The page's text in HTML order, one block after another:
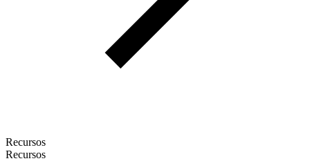
Recursos
Recursos